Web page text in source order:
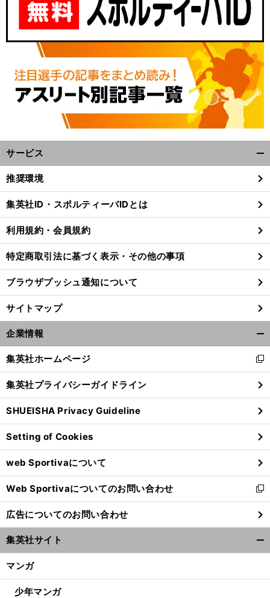
サービス
閉
る
推奨環境
集英社ID・スポルティーバIDとは
利用規約・会員規約
特定商取引法に基づく表示・その他の事項
ブラウザプッシュ通知について
サイトマップ
企業情報
閉
る
集英社ホームページ
新
し
い
ウ
ィ
ン
ド
ウ
で
開
く
集英社プライバシーガイドライン
SHUEISHA Privacy Guideline
Setting of Cookies
web Sportivaについて
Web Sportivaについてのお問い合わせ
新
し
い
ウ
ィ
ン
ウ
広告についてのお問い合わせ
集英社サイト
マンガ
少年マンガ